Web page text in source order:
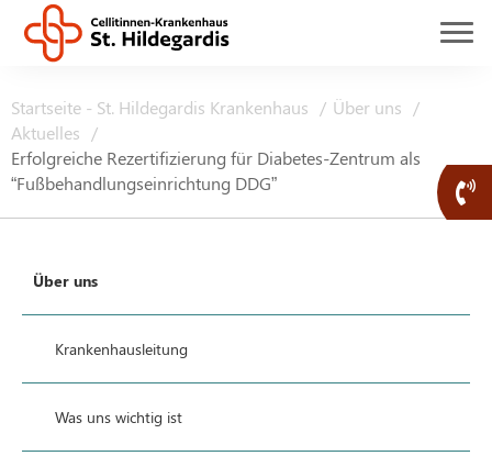
Startseite - St. Hildegardis Krankenhaus
Über uns
Aktuelles
Erfolgreiche Rezertifizierung für Diabetes-Zentrum als
“Fußbehandlungseinrichtung DDG”
Über uns
Krankenhausleitung
Was uns wichtig ist